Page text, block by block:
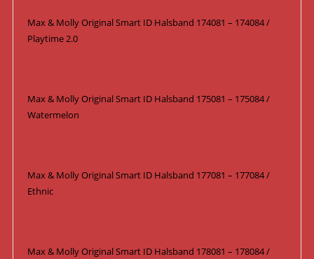
Max & Molly Original Smart ID Halsband 174081 – 174084 /
Playtime 2.0
Max & Molly Original Smart ID Halsband 175081 – 175084 /
Watermelon
Max & Molly Original Smart ID Halsband 177081 – 177084 /
Ethnic
Max & Molly Original Smart ID Halsband 178081 – 178084 /